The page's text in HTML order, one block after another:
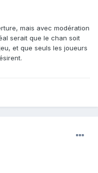
mais avec modération
serait que le chan soit
et que seuls les joueurs